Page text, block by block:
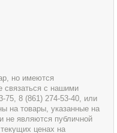
но имеются
связаться с нашими
75, 8 (861) 274-53-40, или
на товары, указанные на
не являются публичной
ценах на